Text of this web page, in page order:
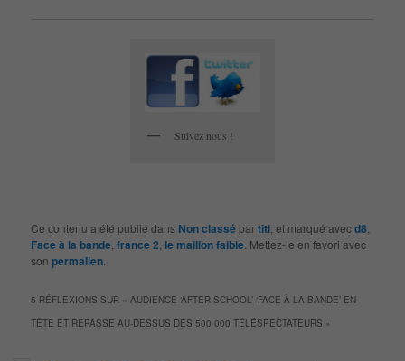
Suivez nous !
Ce contenu a été publié dans Non classé partiti , et marqué avecd8
Face à la bande ,france 2 le maillon faible . Mettez-le en favori avec
sonpermalien
5 RÉFLEXIONS SUR «AUDIENCE ‘AFTER SCHOOL’ ‘FACE À LA BANDE’ EN
TÊTE ET REPASSE AU-DESSUS DES 500 000 TÉLÉSPECTATEURS »